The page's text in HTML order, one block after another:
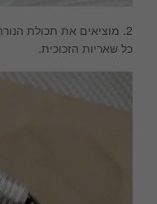
2. מוציאים את תכולת
כל שאריות הזכוכית.